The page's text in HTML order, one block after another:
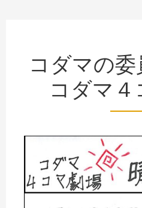
コダマの委
コダマ４